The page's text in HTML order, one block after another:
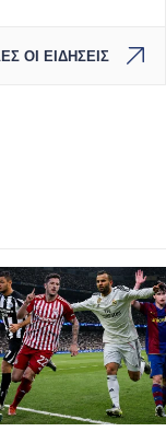
ΟΙ ΕΙΔΗΣΕΙΣ